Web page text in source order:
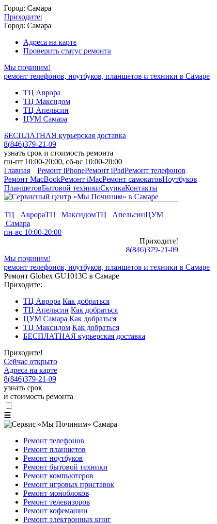
Город: Самара
Приходите:
Город: Самара
Адреса на карте
Проверить статус ремонта
Мы починим!
ремонт телефонов, ноутбуков, планшетов и техники в Самаре
ТЦ Аврора
ТЦ Максидом
ТЦ Апельсин
ЦУМ Самара
БЕСПЛАТНАЯ курьерская доставка
8(846)379-21-09
узнать срок и стоимость ремонта
пн-пт 10:00-20:00, сб-вс 10:00-20:00
Главная
Ремонт iPhoneРемонт iPadРемонт телефонов
Ремонт MacBookРемонт iMacРемонт самокатовНоутбуков
ПланшетовБытовой техникиСкупкаКонтакты
ТЦ АврораТЦ МаксидомТЦ АпельсинЦУМ
Самара
пн-вс 10:00-20:00
Приходите!
8(846)379-21-09
Мы починим!
ремонт телефонов, ноутбуков, планшетов и техники в Самаре
Ремонт Globex GU1013C в Самаре
Приходите:
ТЦ Аврора Как добраться
ТЦ Апельсин Как добраться
ЦУМ Самара Как добраться
ТЦ Максидом Как добраться
БЕСПЛАТНАЯ курьерская доставка
Приходите!
Сейчас открыто
Адреса на карте
8(846)379-21-09
узнать срок
и стоимость ремонта
☰
Ремонт телефонов
Ремонт планшетов
Ремонт ноутбуков
Ремонт бытовой техники
Ремонт компьютеров
Ремонт игровых приставок
Ремонт моноблоков
Ремонт телевизоров
Ремонт кофемашин
Ремонт электронных книг